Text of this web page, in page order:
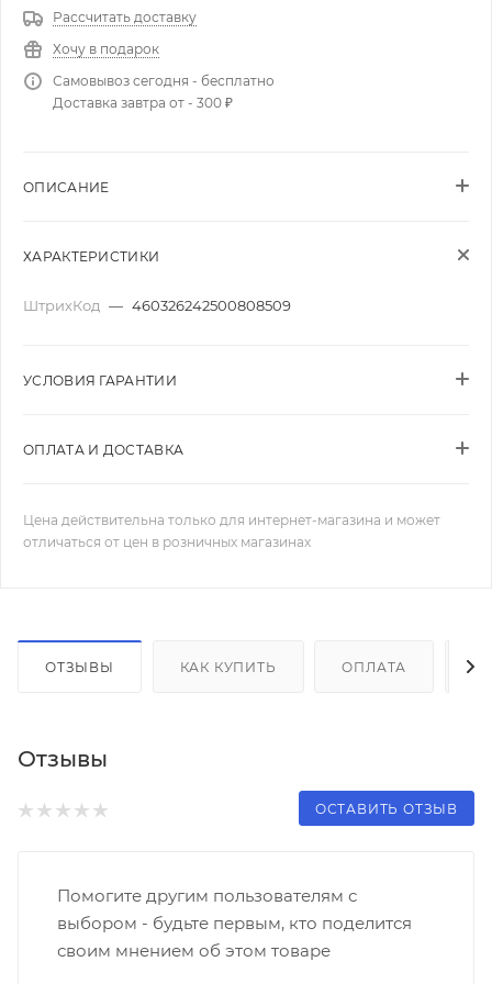
Рассчитать доставку
Хочу в подарок
Самовывоз сегодня - бесплатно
Доставка завтра от - 300 ₽
ОПИСАНИЕ
ХАРАКТЕРИСТИКИ
ШтрихКод — 460326242500808509
УСЛОВИЯ ГАРАНТИИ
ОПЛАТА И ДОСТАВКА
Цена действительна только для интернет-магазина и может
отличаться от цен в розничных магазинах
ОТЗЫВЫ КАК КУПИТЬ ОПЛАТА
Отзывы
ОСТАВИТЬ ОТЗЫВ
Помогите другим пользователям с
выбором - будьте первым, кто поделится
своим мнением об этом товаре